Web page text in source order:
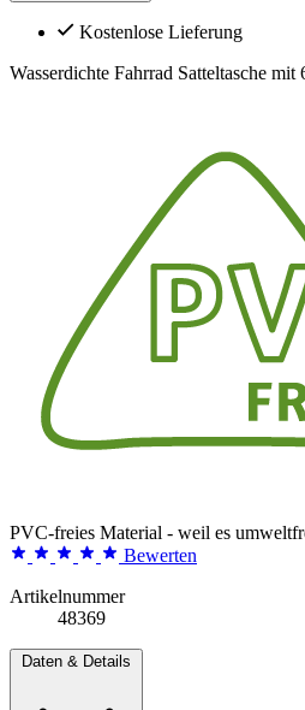
Kostenlose Lieferung
Wasserdichte Fahrrad Satteltasche
PVC-freies Material - weil es
Bewerten
Artikelnummer
48369
Daten & Details